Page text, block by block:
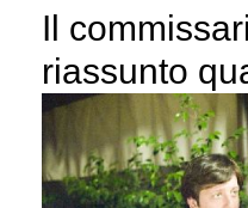
Il
riassunto